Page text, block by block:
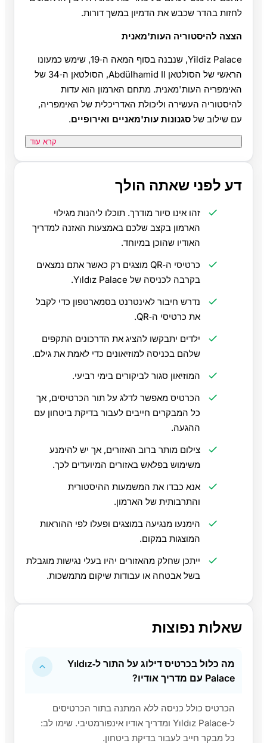
לחזות בהדר שכבש את הדמיון במשך דורות.
הצצה להיסטוריה העות'מאנית
Yildiz Palace, שנבנה בסוף המאה ה‑19, שימש כמעונו
הראשי של הסולטאן Abdülhamid II, הסולטאן ה‑34 של
האימפריה העות'מאנית. מתחם הארמון הוא עדות
להיסטוריה העשירה וליכולת האדריכלית של האימפריה,
עם שילוב של סגנונות עות'מאניים ואירופיים.
קרא עוד
דע לפני שאתה הולך
זהו אינו סיור מודרך. תוכלו ליהנות מגילוי
הארמון בקצב שלכם באמצעות האזנה למדריך
האודיו שהוכן במיוחד.
כרטיסי ה‑QR מוצגים רק כאשר אתם נמצאים
בקרבה לכניסה של Yıldız Palace.
נדרש חיבור לאינטרנט בסמארטפון כדי לקבל
את כרטיסי ה‑QR.
ילדים יתבקשו להציג את הדרכונים התקפים
שלהם בכניסה למוזיאונים כדי לאמת את גילם.
המוזיאון סגור לביקורים בימי רביעי.
הכרטיס מאפשר לדלג על תור הכרטיסים, אך
כל המבקרים חייבים לעבור בדיקת ביטחון עם
ההגעה.
צילום מותר ברוב האזורים, אך יש להימנע
משימוש בפלאש באזורים המיועדים לכך.
אנא כבדו את המשמעות ההיסטורית
והתרבותית של הארמון.
הימנעו מנגיעה במוצגים ופעלו לפי ההוראות
המוצגות במקום.
ייתכן שחלק מהאזורים יהיו בעלי נגישות מוגבלת
בשל אבטחה או עבודות שיקום מתמשכות.
שאלות נפוצות
מה כלול בכרטיס דילוג על התור ל‑Yıldız
Palace עם מדריך אודיו?
הכרטיס כולל כניסה ללא המתנה בתור הכרטיסים
ל‑Yıldız Palace ומדריך אודיו אינפורמטיבי. שימו לב:
כל מבקר חייב לעבור בדיקת ביטחון.